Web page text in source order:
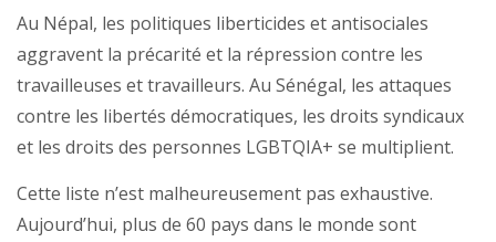
Au Népal, les politiques liberticides et antisociales
aggravent la précarité et la répression contre les
travailleuses et travailleurs. Au Sénégal, les attaques
contre les libertés démocratiques, les droits syndicaux
et les droits des personnes LGBTQIA+ se multiplient.
Cette liste n’est malheureusement pas exhaustive.
Aujourd’hui, plus de 60 pays dans le monde sont